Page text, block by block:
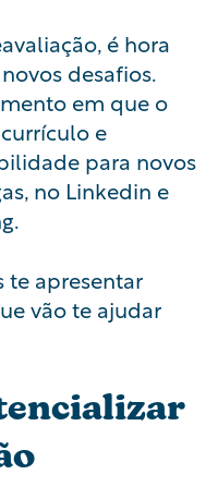
é hora
desafios.
em que o
e
para novos
no Linkedin e
te apresentar
vão te ajudar